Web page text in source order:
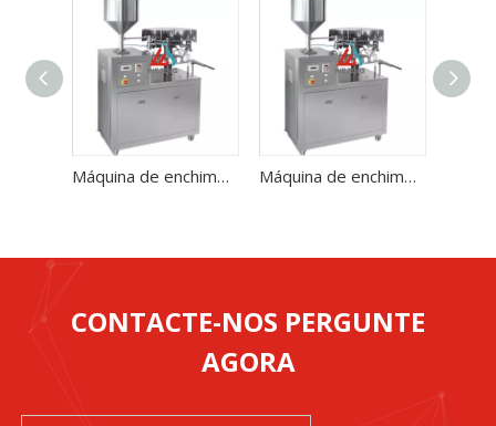
Máquina de enchimento e selagem de tubo de pasta de dente Máquina de enchimento e selagem de tubo de pasta de dente
CONTACTE-NOS PERGUNTE
AGORA